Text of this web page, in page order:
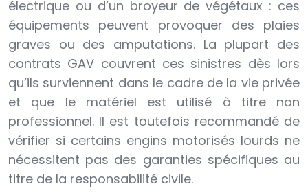
électrique ou d’un broyeur de végétaux : ces
équipements peuvent provoquer des plaies
graves ou des amputations. La plupart des
contrats GAV couvrent ces sinistres dès lors
qu’ils surviennent dans le cadre de la vie privée
et que le matériel est utilisé à titre non
professionnel. Il est toutefois recommandé de
vérifier si certains engins motorisés lourds ne
nécessitent pas des garanties spécifiques au
titre de la responsabilité civile.